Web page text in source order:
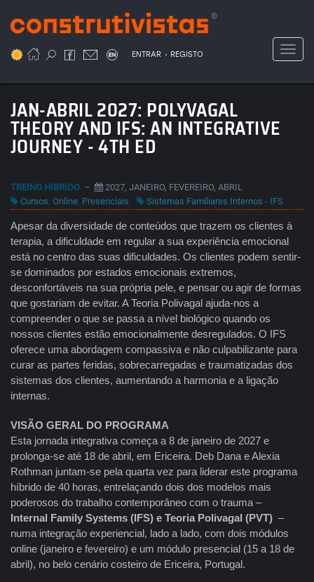
para
conteúdo
ENTRAR . REGISTO
JAN-ABRIL 2027: POLYVAGAL
THEORY AND IFS: AN INTEGRATIVE
JOURNEY - 4TH ED
TREINO HIBRIDO –
2027, JANEIRO, FEVEREIRO, ABRIL
Cursos, Online, Presenciais Sistemas Familiares Internos - IFS
Apesar da diversidade de conteúdos que trazem os clientes à
terapia, a dificuldade em regular a sua experiência emocional
está no centro das suas dificuldades. Os clientes podem sentir-
se dominados por estados emocionais extremos,
desconfortáveis na sua própria pele, e pensar ou agir de formas
que gostariam de evitar. A Teoria Polivagal ajuda-nos a
compreender o que se passa a nível biológico quando os
nossos clientes estão emocionalmente desregulados. O IFS
oferece uma abordagem compassiva e não culpabilizante para
curar as partes feridas, sobrecarregadas e traumatizadas dos
sistemas dos clientes, aumentando a harmonia e a ligação
internas.
VISÃO GERAL DO PROGRAMA
Esta jornada integrativa começa a 8 de janeiro de 2027 e
prolonga-se até 18 de abril, em Ericeira. Deb Dana e Alexia
Rothman juntam-se pela quarta vez para liderar este programa
híbrido de 40 horas, entrelaçando dois dos modelos mais
poderosos do trabalho contemporâneo com o trauma –
Internal Family Systems (IFS) e Teoria Polivagal (PVT) –
numa integração experiencial, lado a lado, com dois módulos
online (janeiro e fevereiro) e um módulo presencial (15 a 18 de
abril), no belo cenário costeiro de Ericeira, Portugal.